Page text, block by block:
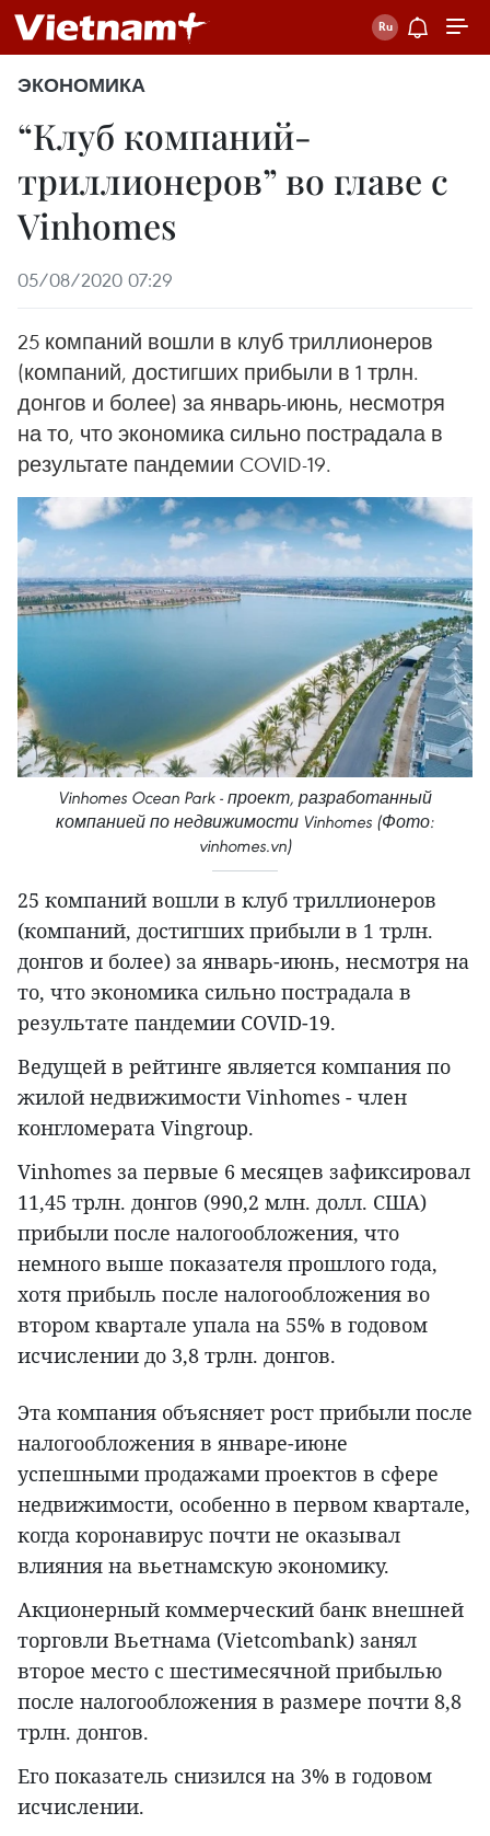
ЭКОНОМИКА
“Клуб компаний-
триллионеров” во главе с
Vinhomes
05/08/2020 07:29
25 компаний вошли в клуб триллионеров
(компаний, достигших прибыли в 1 трлн.
донгов и более) за январь-июнь, несмотря
на то, что экономика сильно пострадала в
результате пандемии COVID-19.
Vinhomes Ocean Park - проект, разработанный
компанией по недвижимости Vinhomes (Фото:
vinhomes.vn)
25 компаний вошли в клуб триллионеров
(компаний, достигших прибыли в 1 трлн.
донгов и более) за январь-июнь, несмотря на
то, что экономика сильно пострадала в
результате пандемии COVID-19.
Ведущей в рейтинге является компания по
жилой недвижимости Vinhomes - член
конгломерата Vingroup.
Vinhomes за первые 6 месяцев зафиксировал
11,45 трлн. донгов (990,2 млн. долл. США)
прибыли после налогообложения, что
немного выше показателя прошлого года,
хотя прибыль после налогообложения во
втором квартале упала на 55% в годовом
исчислении до 3,8 трлн. донгов.
Эта компания объясняет рост прибыли после
налогообложения в январе-июне
успешными продажами проектов в сфере
недвижимости, особенно в первом квартале,
когда коронавирус почти не оказывал
влияния на вьетнамскую экономику.
Акционерный коммерческий банк внешней
торговли Вьетнама (Vietcombank) занял
второе место с шестимесячной прибылью
после налогообложения в размере почти 8,8
трлн. донгов.
Его показатель снизился на 3% в годовом
исчислении.